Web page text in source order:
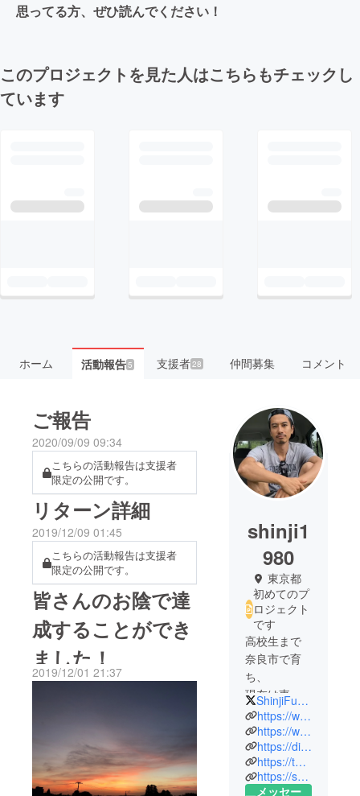
思ってる方、ぜひ読んでください！
このプロジェクトを見た人はこちらもチェックし
ています
ホーム 活動報告5 支援者28 仲間募集 コメント
ご報告
2020/09/09 09:34
こちらの活動報告は支援者
限定の公開です。
リターン詳細
2019/12/09 01:45
こちらの活動報告は支援者
限定の公開です。
皆さんのお陰で達
成することができ
ました！
2019/12/01 21:37
shinji1
980
東京都
初めてのプ
ロジェクト
です
高校生まで
奈良市で育
ち、
現在は東京
で妻と子供2
人で暮ら
す。
職業：アパ
レル業 バ
ShinjiFukushim1
https://www.instagram.com/shinji.fukushima/
https://www.youtube.com/watch?v=uexvNvTVpn8&t=53s
https://diy-home.localinfo.jp
https://twitter.com/ShinjiFukushim1
https://suumo.jp/journal/2019/01/10/161428/
メッセー